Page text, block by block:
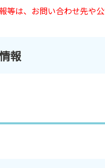
等は、お問い合わせ先や
報